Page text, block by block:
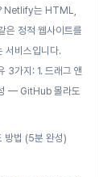
Netlify는 HTML,
정적 웹사이트를
서비스입니다.
3가지: 1. 드래그 앤
— GitHub 몰라도
방법 (5분 완성)